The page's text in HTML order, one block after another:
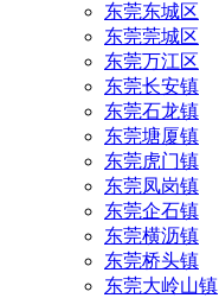
东莞东城区
东莞莞城区
东莞万江区
东莞长安镇
东莞石龙镇
东莞塘厦镇
东莞虎门镇
东莞凤岗镇
东莞企石镇
东莞横沥镇
东莞桥头镇
东莞大岭山镇